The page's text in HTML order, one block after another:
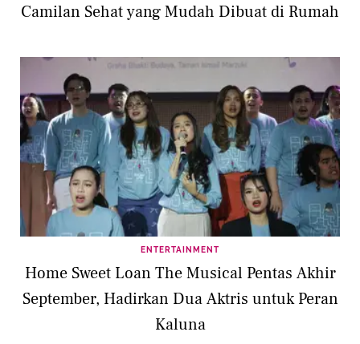
Camilan Sehat yang Mudah Dibuat di Rumah
ENTERTAINMENT
Home Sweet Loan The Musical Pentas Akhir
September, Hadirkan Dua Aktris untuk Peran
Kaluna